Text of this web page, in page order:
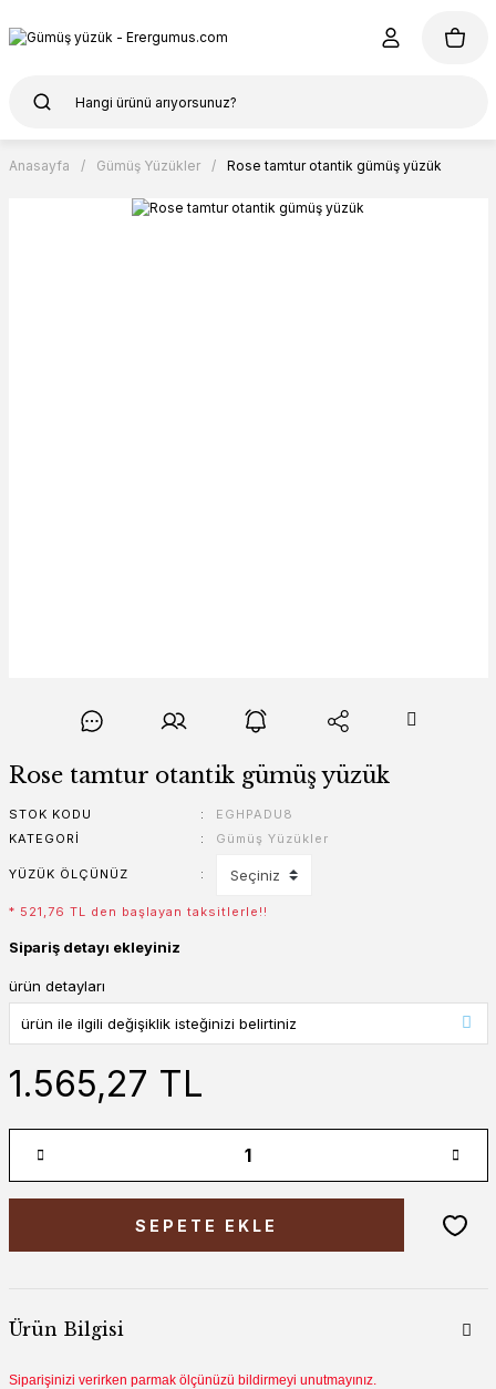
Anasayfa Gümüş Yüzükler Rose tamtur otantik gümüş yüzük
Rose tamtur otantik gümüş yüzük
STOK KODU
EGHPADU8
KATEGORI
Gümüş Yüzükler
YÜZÜK ÖLÇÜNÜZ
* 521,76 TL den başlayan taksitlerle!!
Sipariş detayı ekleyiniz
ürün detayları
1.565,27 TL
SEPETE EKLE
Ürün Bilgisi
Siparişinizi verirken parmak ölçünüzü bildirmeyi unutmayınız.